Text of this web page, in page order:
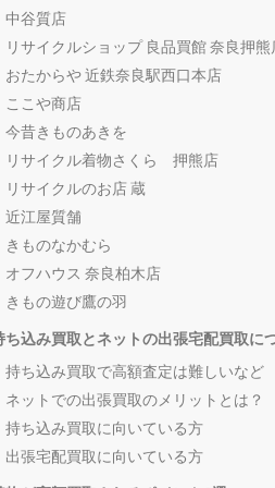
中谷質店
リサイクルショップ 良品買館 奈良押熊
おたからや 近鉄奈良駅西口本店
ここや商店
今昔きものあきを
リサイクル着物さくら 押熊店
リサイクルのお店 蔵
近江屋質舗
きものなかむら
オフハウス 奈良柏木店
きもの遊び鷹の羽
ち込み買取とネットの出張宅配買取に
持ち込み買取で高額査定は難しいなど
ネットでの出張買取のメリットとは？
持ち込み買取に向いている方
出張宅配買取に向いている方